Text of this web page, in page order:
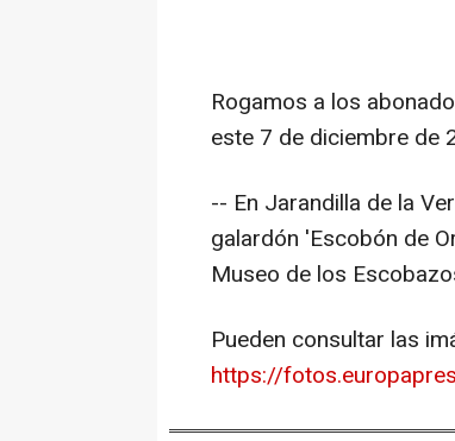
Rogamos a los
este 7 de diciembre de
-- En Jarandilla de la
galardón 'Escobón de
Museo de los
Pueden consultar las
https://